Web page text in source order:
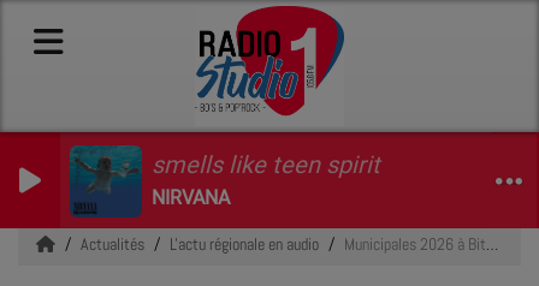
smells like teen spirit
NIRVANA
Actualités L'actu régionale en audio Municipales 2026 à Bitche : la question démographique au cœur du débat local